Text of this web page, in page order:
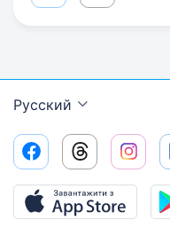
Русский